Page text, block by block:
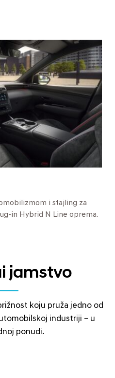
i stajling za
in Hybrid N Line oprema.
jamstvo
koju pruža jedno od
industriji – u
ponudi.